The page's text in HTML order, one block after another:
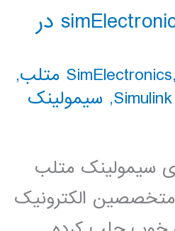
فیلم آموزشی simElectronics در
,
,
, سیمولینک
سیمولینک متلب
متخصصین الکترونیک